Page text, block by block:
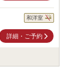
和洋室
詳細・ご予約